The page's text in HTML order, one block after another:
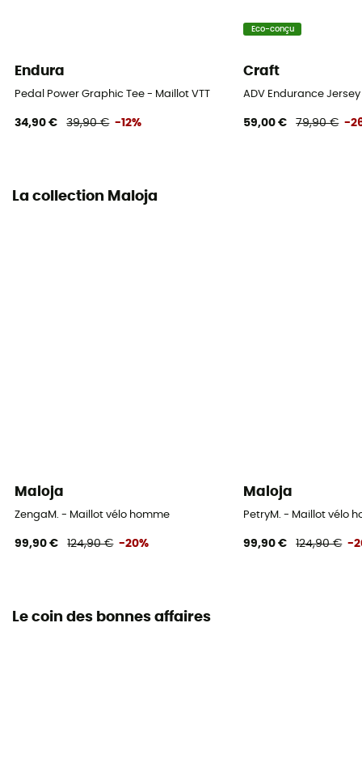
Endura
Pedal Power Graphic Tee - Maillot VTT
34,90 € 39,90 € -12%
Eco-conçu
Craft
ADV Endurance
59,00 € 79,90 € -
La collection Maloja
Maloja
ZengaM. - Maillot vélo homme
99,90 € 124,90 € -20%
Maloja
PetryM. - Maillot vélo
99,90 € 124,90 € -
Le coin des bonnes affaires